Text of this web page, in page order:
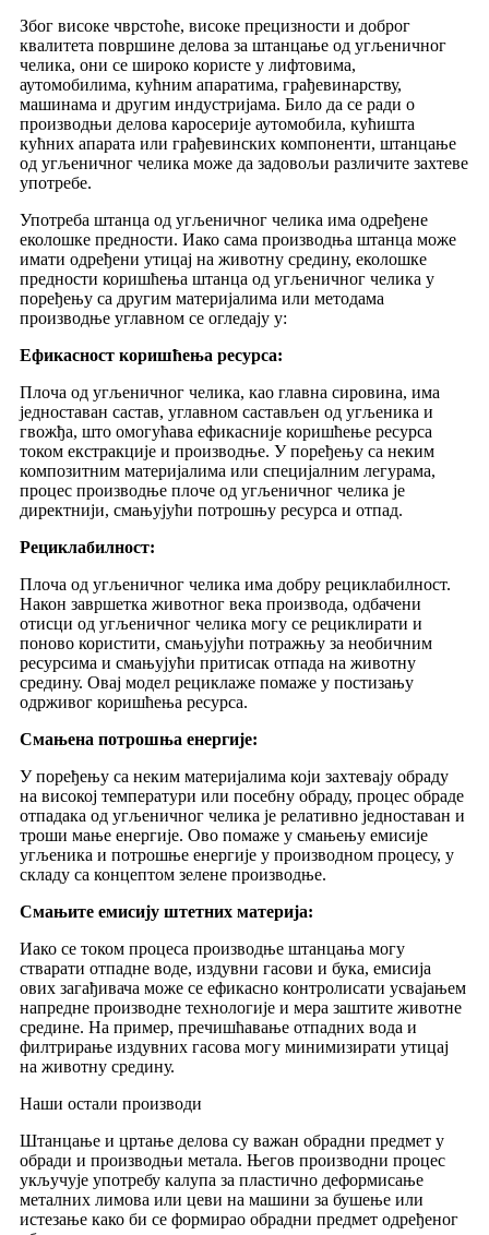
Због високе чврстоће, високе прецизности и доброг
квалитета површине делова за штанцање од угљеничног
челика, они се широко користе у лифтовима,
аутомобилима, кућним апаратима, грађевинарству,
машинама и другим индустријама. Било да се ради о
производњи делова каросерије аутомобила, кућишта
кућних апарата или грађевинских компоненти, штанцање
од угљеничног челика може да задовољи различите захтеве
употребе.
Употреба штанца од угљеничног челика има одређене
еколошке предности. Иако сама производња штанца може
имати одређени утицај на животну средину, еколошке
предности коришћења штанца од угљеничног челика у
поређењу са другим материјалима или методама
производње углавном се огледају у:
Ефикасност коришћења ресурса:
Плоча од угљеничног челика, као главна сировина, има
једноставан састав, углавном састављен од угљеника и
гвожђа, што омогућава ефикасније коришћење ресурса
током екстракције и производње. У поређењу са неким
композитним материјалима или специјалним легурама,
процес производње плоче од угљеничног челика је
директнији, смањујући потрошњу ресурса и отпад.
Рециклабилност:
Плоча од угљеничног челика има добру рециклабилност.
Након завршетка животног века производа, одбачени
отисци од угљеничног челика могу се рециклирати и
поново користити, смањујући потражњу за необичним
ресурсима и смањујући притисак отпада на животну
средину. Овај модел рециклаже помаже у постизању
одрживог коришћења ресурса.
Смањена потрошња енергије:
У поређењу са неким материјалима који захтевају обраду
на високој температури или посебну обраду, процес обраде
отпадака од угљеничног челика је релативно једноставан и
троши мање енергије. Ово помаже у смањењу емисије
угљеника и потрошње енергије у производном процесу, у
складу са концептом зелене производње.
Смањите емисију штетних материја:
Иако се током процеса производње штанцања могу
стварати отпадне воде, издувни гасови и бука, емисија
ових загађивача може се ефикасно контролисати усвајањем
напредне производне технологије и мера заштите животне
средине. На пример, пречишћавање отпадних вода и
филтрирање издувних гасова могу минимизирати утицај
на животну средину.
Наши остали производи
Штанцање и цртање делова су важан обрадни предмет у
обради и производњи метала. Његов производни процес
укључује употребу калупа за пластично деформисање
металних лимова или цеви на машини за бушење или
истезање како би се формирао обрадни предмет одређеног